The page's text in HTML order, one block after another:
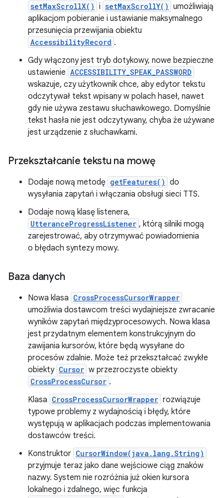
setMaxScrollX() i setMaxScrollY() umożliwiają
aplikacjom pobieranie i ustawianie maksymalnego
przesunięcia przewijania obiektu
AccessibilityRecord .
Gdy włączony jest tryb dotykowy, nowe bezpieczne
ustawienie ACCESSIBILITY_SPEAK_PASSWORD
wskazuje, czy użytkownik chce, aby edytor tekstu
odczytywał tekst wpisany w polach haseł, nawet
gdy nie używa zestawu słuchawkowego. Domyślnie
tekst hasła nie jest odczytywany, chyba że używane
jest urządzenie z słuchawkami.
Przekształcanie tekstu na mowę
Dodaje nową metodę getFeatures() do
wysyłania zapytań i włączania obsługi sieci TTS.
Dodaje nową klasę listenera,
UtteranceProgressListener , którą silniki mogą
zarejestrować, aby otrzymywać powiadomienia
o błędach syntezy mowy.
Baza danych
Nowa klasa CrossProcessCursorWrapper
umożliwia dostawcom treści wydajniejsze zwracanie
wyników zapytań międzyprocesowych. Nowa klasa
jest przydatnym elementem konstrukcyjnym do
zawijania kursorów, które będą wysyłane do
procesów zdalnie. Może też przekształcać zwykłe
obiekty Cursor w przezroczyste obiekty
CrossProcessCursor .
Klasa CrossProcessCursorWrapper rozwiązuje
typowe problemy z wydajnością i błędy, które
występują w aplikacjach podczas implementowania
dostawców treści.
Konstruktor CursorWindow(java.lang.String)
przyjmuje teraz jako dane wejściowe ciąg znaków
nazwy. System nie rozróżnia już okien kursora
lokalnego i zdalnego, więc funkcja